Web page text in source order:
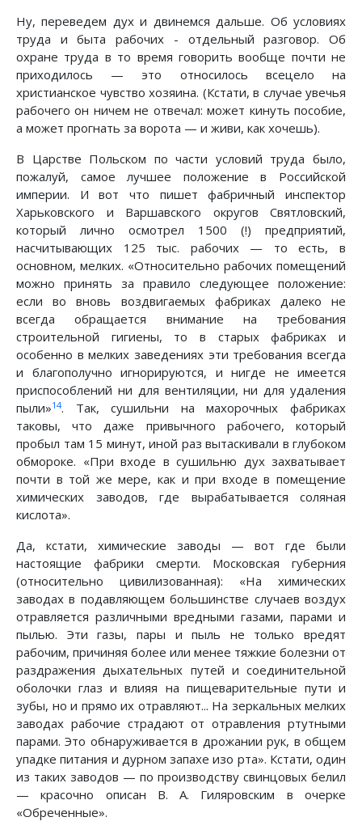
Ну, переведем дух и двинемся дальше. Об условиях
труда и быта рабочих - отдельный разговор. Об
охране труда в то время говорить вообще почти не
приходилось — это относилось всецело на
христианское чувство хозяина. (Кстати, в случае увечья
рабочего он ничем не отвечал: может кинуть пособие,
а может прогнать за ворота — и живи, как хочешь).
В Царстве Польском по части условий труда было,
пожалуй, самое лучшее положение в Российской
империи. И вот что пишет фабричный инспектор
Харьковского и Варшавского округов Святловский,
который лично осмотрел 1500 (!) предприятий,
насчитывающих 125 тыс. рабочих — то есть, в
основном, мелких. «Относительно рабочих помещений
можно принять за правило следующее положение:
если во вновь воздвигаемых фабриках далеко не
всегда обращается внимание на требования
строительной гигиены, то в старых фабриках и
особенно в мелких заведениях эти требования всегда
и благополучно игнорируются, и нигде не имеется
приспособлений ни для вентиляции, ни для удаления
пыли»14. Так, сушильни на махорочных фабриках
таковы, что даже привычного рабочего, который
пробыл там 15 минут, иной раз вытаскивали в глубоком
обмороке. «При входе в сушильню дух захватывает
почти в той же мере, как и при входе в помещение
химических заводов, где вырабатывается соляная
кислота».
Да, кстати, химические заводы — вот где были
настоящие фабрики смерти. Московская губерния
(относительно цивилизованная): «На химических
заводах в подавляющем большинстве случаев воздух
отравляется различными вредными газами, парами и
пылью. Эти газы, пары и пыль не только вредят
рабочим, причиняя более или менее тяжкие болезни от
раздражения дыхательных путей и соединительной
оболочки глаз и влияя на пищеварительные пути и
зубы, но и прямо их отравляют... На зеркальных мелких
заводах рабочие страдают от отравления ртутными
парами. Это обнаруживается в дрожании рук, в общем
упадке питания и дурном запахе изо рта». Кстати, один
из таких заводов — по производству свинцовых белил
— красочно описан В. А. Гиляровским в очерке
«Обреченные».